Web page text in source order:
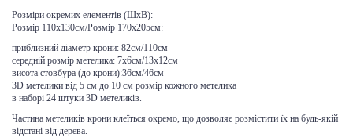
Розміри окремих елементів (ШхВ):
Розмір 110х130см/Розмір 170х205см:
приблизний діаметр крони: 82см/110см
середній розмір метелика: 7х6см/13х12cм
висота стовбура (до крони):36см/46см
3D метелики від 5 см до 10 см розмір кожного метелика
в наборі 24 штуки 3D метеликів.
Частина метеликів крони клеїться окремо, що дозволяє розмістити їх на будь-якій
відстані від дерева.